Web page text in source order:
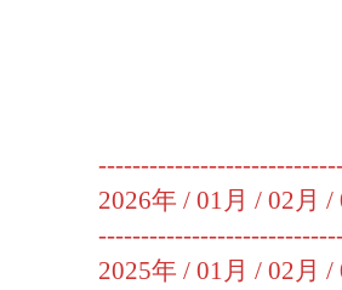
2026年 / 01月 / 02月 /
2025年 / 01月 / 02月 /